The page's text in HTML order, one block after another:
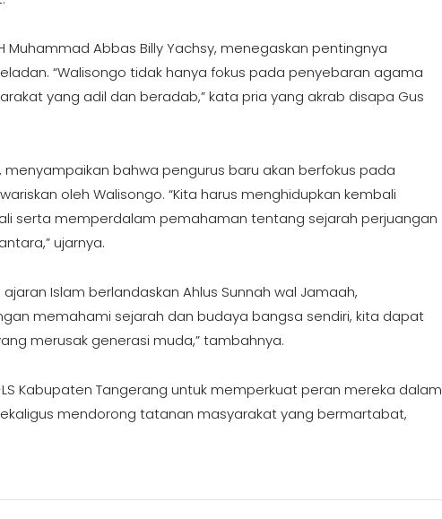
Muhammad Abbas Billy Yachsy, menegaskan pentingnya
“Walisongo tidak hanya fokus pada penyebaran agama
yang adil dan beradab,” kata pria yang akrab disapa Gus
menyampaikan bahwa pengurus baru akan berfokus pada
oleh Walisongo. “Kita harus menghidupkan kembali
serta memperdalam pemahaman tentang sejarah perjuangan
ujarnya.
Islam berlandaskan Ahlus Sunnah wal Jamaah,
memahami sejarah dan budaya bangsa sendiri, kita dapat
merusak generasi muda,” tambahnya.
Kabupaten Tangerang untuk memperkuat peran mereka dalam
mendorong tatanan masyarakat yang bermartabat,